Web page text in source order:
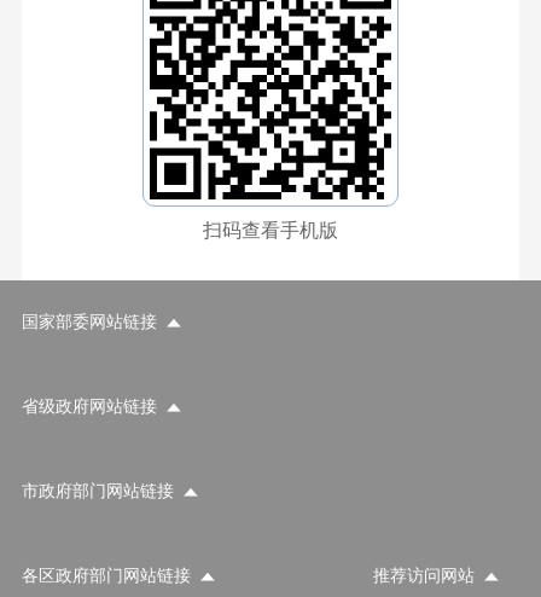
扫码查看手机版
国家部委网站链接
省级政府网站链接
市政府部门网站链接
各区政府部门网站链接 推荐访问网站
国家部委网站 省级政府网站